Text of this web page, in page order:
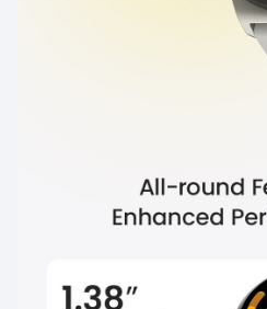
Duración de la
durar hasta 20 días, por lo
por la carga frecuente.